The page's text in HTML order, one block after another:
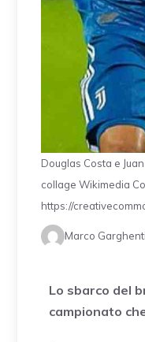
Douglas Costa e
collage Wikimedia
https://
Marco
Lo sbarco del
campionato